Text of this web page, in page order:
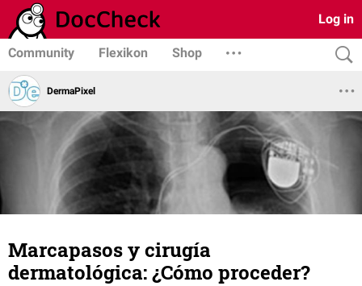
Log in
Community Flexikon Shop
DermaPixel
Marcapasos y cirugía
dermatológica: ¿Cómo proceder?